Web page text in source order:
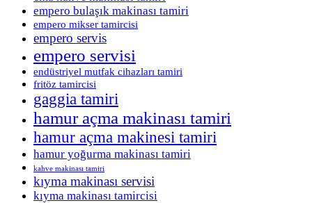
empero bulaşık makinası tamiri
empero mikser tamircisi
empero servis
empero servisi
endüstriyel mutfak cihazları tamiri
fritöz tamircisi
gaggia tamiri
hamur açma makinası tamiri
hamur açma makinesi tamiri
hamur yoğurma makinası tamiri
kahve makinası tamiri
kıyma makinası servisi
kıyma makinası tamircisi